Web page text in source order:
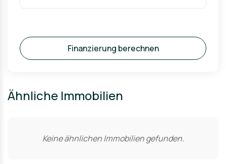
Finanzierung berechnen
Ähnliche Immobilien
Keine ähnlichen Immobilien gefunden.